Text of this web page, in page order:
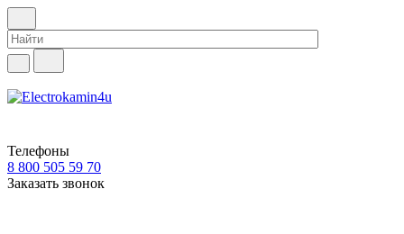
Телефоны
8 800 505 59 70
Заказать звонок